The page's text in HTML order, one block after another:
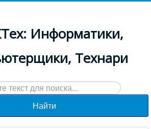
Информатики,
Технари
Найти